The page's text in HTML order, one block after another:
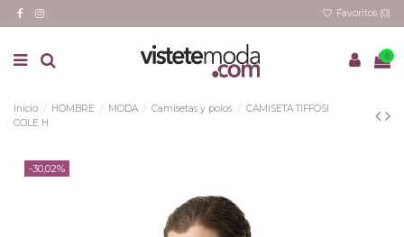
Favoritos (0)
0
Inicio HOMBRE MODA Camisetas y polos
CAMISETA TIFFOSI
COLE H
-30,02%